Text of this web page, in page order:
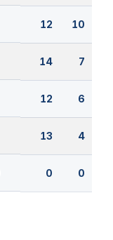
12 10
14 7
12 6
13 4
0 0